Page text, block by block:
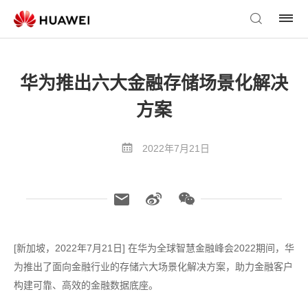
华为推出六大金融存储场景化解决
方案
2022年7月21日
[新加坡，2022年7月21日] 在华为全球智慧金融峰会2022期间，华
为推出了面向金融行业的存储六大场景化解决方案，助力金融客户
构建可靠、高效的金融数据底座。